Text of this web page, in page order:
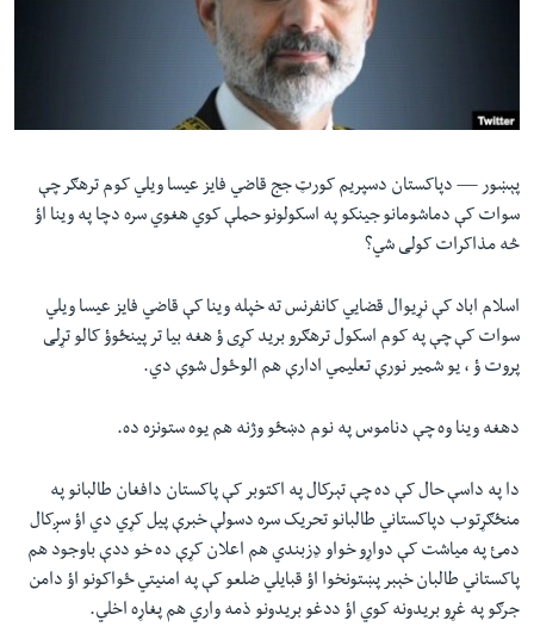
مرکزي
لټون
واوړئ
پېښور — دپاکستان دسپریم کورټ جج قاضي فایز عیسا ویلي کوم ترهګر چې
سوات کې دماشومانو جینکو په اسکولونو حملې کوي هغوي سره دچا په وینا اؤ
څه مذاکرات کولی شي؟
اسلام اباد کې نړیوال قضایي کانفرنس ته خپله وینا کې قاضي فایز عیسا ویلي
سوات کې چې په کوم اسکول ترهګرو برید کړی ؤ هغه بیا تر پینځوؤ کالو تړلی
پروت ؤ ، یو شمیر نورې تعلیمي ادارې هم الوځول شوې دي.
دهغه وینا وه چې دناموس په نوم دښځو وژنه هم یوه ستونزه ده.
دا په داسې حال کې ده چې تېرکال په اکتوبر کې پاکستان دافغان طالبانو په
منځګړتوب دپاکستاني طالبانو تحریک سره دسولې خبرې پیل کړي دي اؤ سږکال
دمئ په میاشت کې دواړو خواو ډزبندي هم اعلان کړې ده خو ددې باوجود هم
پاکستاني طالبان خېبر پښتونخوا اؤ قبایلي ضلعو کې په امنیتي ځواکونو اؤ دامن
جرګو په غړو بریدونه کوي اؤ ددغو بریدونو ذمه واري هم پغاړه اخلي.